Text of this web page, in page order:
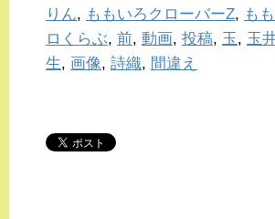
りん, ももいろクローバーZ, も
ロくらぶ, 前, 動画, 投稿, 玉, 玉
生, 画像, 詩織, 間違え